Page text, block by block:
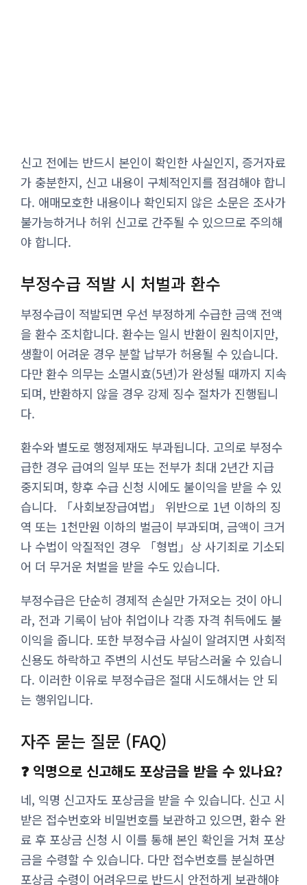
신고 전에는 반드시 본인이 확인한 사실인지, 증거자료
가 충분한지, 신고 내용이 구체적인지를 점검해야 합니
다. 애매모호한 내용이나 확인되지 않은 소문은 조사가
불가능하거나 허위 신고로 간주될 수 있으므로 주의해
야 합니다.
부정수급 적발 시 처벌과 환수
부정수급이 적발되면 우선 부정하게 수급한 금액 전액
을 환수 조치합니다. 환수는 일시 반환이 원칙이지만,
생활이 어려운 경우 분할 납부가 허용될 수 있습니다.
다만 환수 의무는 소멸시효(5년)가 완성될 때까지 지속
되며, 반환하지 않을 경우 강제 징수 절차가 진행됩니
다.
환수와 별도로 행정제재도 부과됩니다. 고의로 부정수
급한 경우 급여의 일부 또는 전부가 최대 2년간 지급
중지되며, 향후 수급 신청 시에도 불이익을 받을 수 있
습니다. 「사회보장급여법」 위반으로 1년 이하의 징
역 또는 1천만원 이하의 벌금이 부과되며, 금액이 크거
나 수법이 악질적인 경우 「형법」상 사기죄로 기소되
어 더 무거운 처벌을 받을 수도 있습니다.
부정수급은 단순히 경제적 손실만 가져오는 것이 아니
라, 전과 기록이 남아 취업이나 각종 자격 취득에도 불
이익을 줍니다. 또한 부정수급 사실이 알려지면 사회적
신용도 하락하고 주변의 시선도 부담스러울 수 있습니
다. 이러한 이유로 부정수급은 절대 시도해서는 안 되
는 행위입니다.
자주 묻는 질문 (FAQ)
❓ 익명으로 신고해도 포상금을 받을 수 있나요?
네, 익명 신고자도 포상금을 받을 수 있습니다. 신고 시
받은 접수번호와 비밀번호를 보관하고 있으면, 환수 완
료 후 포상금 신청 시 이를 통해 본인 확인을 거쳐 포상
금을 수령할 수 있습니다. 다만 접수번호를 분실하면
포상금 수령이 어려우므로 반드시 안전하게 보관해야